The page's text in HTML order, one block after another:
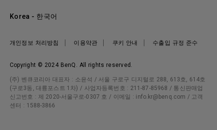
Copyright © 2024 BenQ. All rights reserved.
개인정보 처리방침 이용약관 쿠키 안내 수출입 규정 준수
Korea - 한국어
(주) 벤큐코리아 대표자 : 소윤석 / 서울 구로구 디지털로 288, 613호, 614호
(구로3동, 대륭포스트 1차) / 사업자등록번호 : 211-87-85968 / 통신판매업
신고번호 : 제 2020-서울구로-0307 호 / 이메일 : info.kr@benq.com / 고객
센터 : 1588-3866